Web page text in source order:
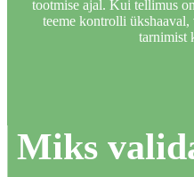
tootmise ajal. Kui tellimus
teeme kontrolli
tarnimist
Miks